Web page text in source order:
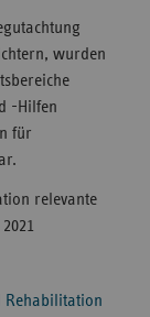
wurden
-Hilfen
für
relevante
Rehabilitation